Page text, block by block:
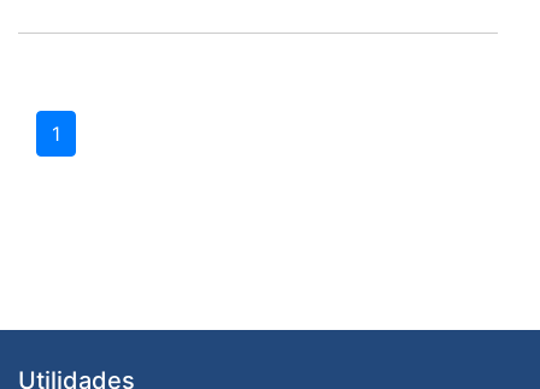
1
Utilidades